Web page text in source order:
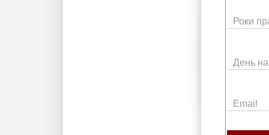
Роки
День
Email